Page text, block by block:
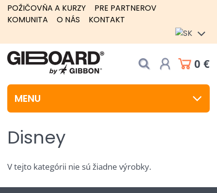
POŽIČOVŇA A KURZY
PRE PARTNEROV
KOMUNITA
O NÁS KONTAKT
0 €
MENU
Disney
V tejto kategórii nie sú žiadne výrobky.